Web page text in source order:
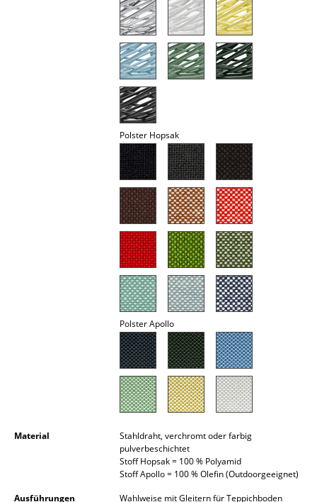
Nachttische & Bettzubehör
Figuren & Miniaturen
Büroutensilien
Aufbewahrungsboxen
Polster Hopsak
Polster Apollo
Material
Stahldraht, verchromt oder farbig
pulverbeschichtet
Stoff Hopsak = 100 % Polyamid
Stoff Apollo = 100 % Olefin (Outdoorgeeignet)
Ausführungen
Wahlweise mit Gleitern für Teppichboden